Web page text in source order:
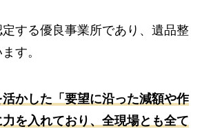
する優良事業所であり、遺品整
す。
かした「要望に沿った減額や作
を入れており、全現場とも全て